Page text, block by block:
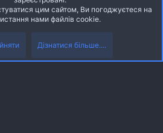
цим сайтом, Ви погоджуєтеся на
нами файлів cookie.
Дізнатися більше....